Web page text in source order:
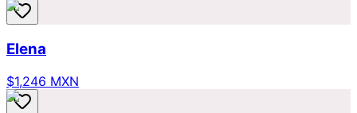
Elena
$1,246 MXN